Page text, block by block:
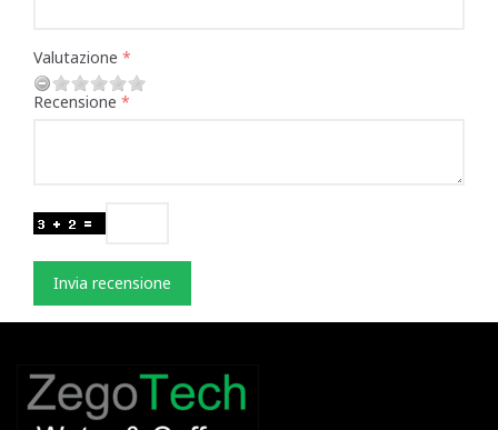
Valutazione
Recensione
Invia recensione